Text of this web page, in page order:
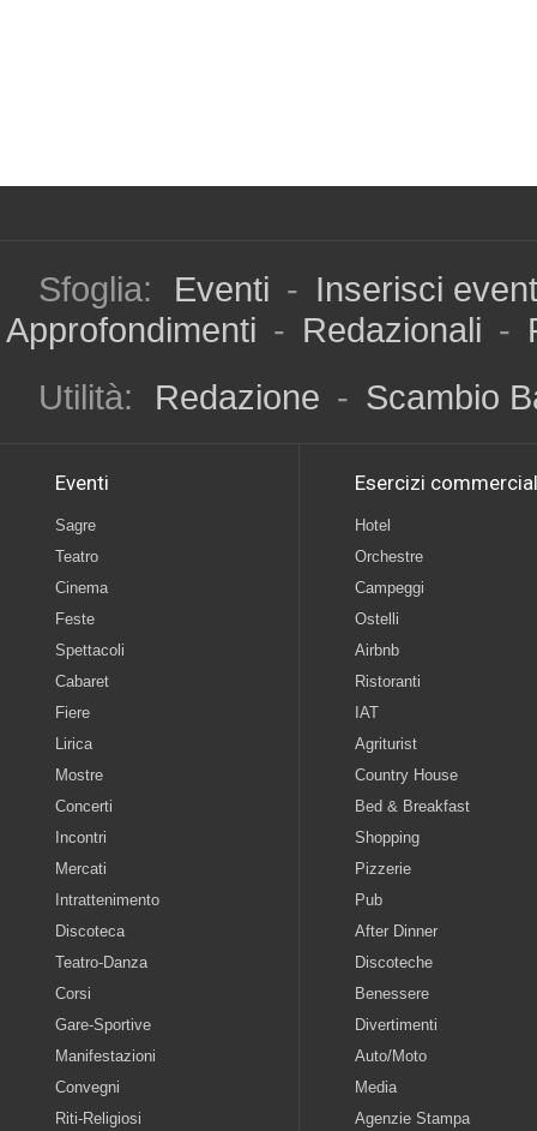
Sfoglia: Eventi - Inserisci
Approfondimenti - Redazionali -
Utilità:
Redazione - Scambio
Eventi
Sagre
Teatro
Cinema
Feste
Spettacoli
Cabaret
Fiere
Lirica
Mostre
Concerti
Incontri
Mercati
Intrattenimento
Discoteca
Teatro-Danza
Corsi
Gare-Sportive
Manifestazioni
Convegni
Riti-Religiosi
Esercizi
Hotel
Orchestre
Campeggi
Ostelli
Airbnb
Ristoranti
IAT
Agriturist
Country House
Bed & Breakfast
Shopping
Pizzerie
Pub
After Dinner
Discoteche
Benessere
Divertimenti
Auto/Moto
Media
Agenzie Stampa